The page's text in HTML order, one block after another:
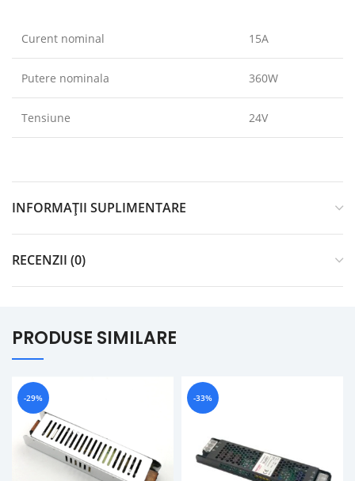
Curent nominal 15A
Putere nominala 360W
Tensiune 24V
INFORMAȚII SUPLIMENTARE
RECENZII (0)
PRODUSE SIMILARE
-29% -33%